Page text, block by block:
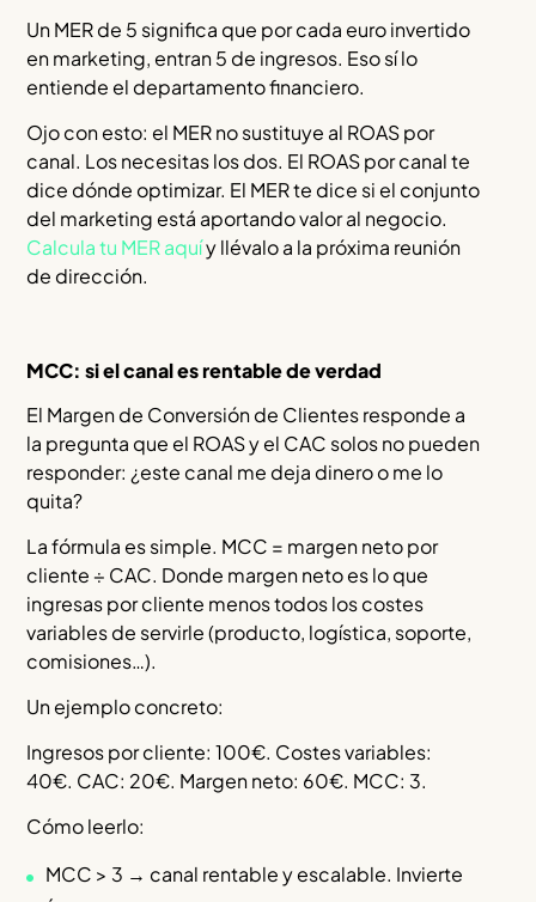
Un MER de 5 significa que por cada euro invertido
en marketing, entran 5 de ingresos. Eso sí lo
entiende el departamento financiero.
Ojo con esto: el MER no sustituye al ROAS por
canal. Los necesitas los dos. El ROAS por canal te
dice dónde optimizar. El MER te dice si el conjunto
del marketing está aportando valor al negocio.
Calcula tu MER aquíy llévalo a la próxima reunión
de dirección.
MCC: si el canal es rentable de verdad
El Margen de Conversión de Clientes responde a
la pregunta que el ROAS y el CAC solos no pueden
responder: ¿este canal me deja dinero o me lo
quita?
La fórmula es simple. MCC = margen neto por
cliente ÷ CAC. Donde margen neto es lo que
ingresas por cliente menos todos los costes
variables de servirle (producto, logística, soporte,
comisiones…).
Un ejemplo concreto:
Ingresos por cliente: 100€. Costes variables:
40€. CAC: 20€. Margen neto: 60€. MCC: 3.
Cómo leerlo:
MCC > 3 → canal rentable y escalable. Invierte